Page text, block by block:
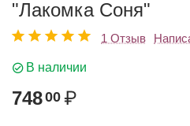
"Лакомка Соня"
1 Отзыв
В наличии
74800 ₽